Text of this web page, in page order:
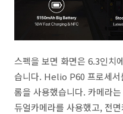
스펙을 보면 화면은 6.3인치
습니다. Helio P60 프로세서
롬을 사용했습니다. 카메라
듀얼카메라를 사용했고, 전